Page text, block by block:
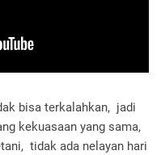
bisa terkalahkan, jadi
kekuasaan yang sama,
tidak ada nelayan hari